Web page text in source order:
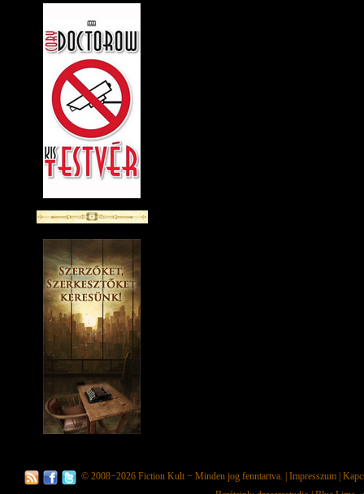
© 2008−2026 Fiction Kult − Minden jog fenntartva. | Impresszum